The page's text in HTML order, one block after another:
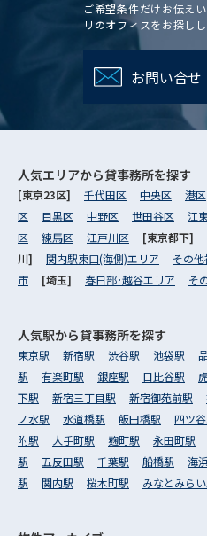
ご希望条件だけお伝え
リのオフィスをお探しし
お問い合せ
人気エリアから貸事務所を探す
[東京23区] 千代田区 中央区 港区
区
目黒区 中野区 世田谷区 江
区
練馬区 江戸川区 [東京都下]
川] 関内駅東口(海側)エリア その
市
[埼玉] 春日部･越谷エリア そ
人気駅から貸事務所を探す
東京駅 新宿駅 渋谷駅 池袋駅
駅
有楽町駅 銀座駅 日比谷駅
下駅
新宿三丁目駅 新宿御苑前駅
ノ水駅
水道橋駅 飯田橋駅 四ツ
附駅
大手町駅 麹町駅 永田町駅
駅
五反田駅 千葉駅 船橋駅 海
駅
関内駅 桜木町駅 みなとみら